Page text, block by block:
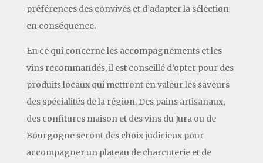
préférences des convives et d’adapter la sélection
en conséquence.
En ce qui concerne les accompagnements et les
vins recommandés, il est conseillé d’opter pour des
produits locaux qui mettront en valeur les saveurs
des spécialités de la région. Des pains artisanaux,
des confitures maison et des vins du Jura ou de
Bourgogne seront des choix judicieux pour
accompagner un plateau de charcuterie et de